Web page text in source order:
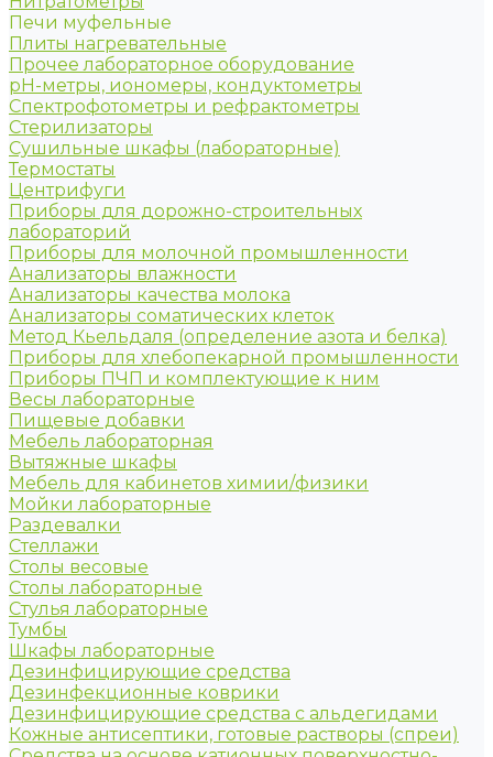
Печи муфельные
Плиты нагревательные
Прочее лабораторное оборудование
рН-метры, иономеры, кондуктометры
Спектрофотометры и рефрактометры
Стерилизаторы
Сушильные шкафы (лабораторные)
Термостаты
Центрифуги
Приборы для дорожно-строительных
лабораторий
Приборы для молочной промышленности
Анализаторы влажности
Анализаторы качества молока
Анализаторы соматических клеток
Метод Кьельдаля (определение азота и белка)
Приборы для хлебопекарной промышленности
Приборы ПЧП и комплектующие к ним
Весы лабораторные
Пищевые добавки
Мебель лабораторная
Вытяжные шкафы
Мебель для кабинетов химии/физики
Мойки лабораторные
Раздевалки
Стеллажи
Столы весовые
Столы лабораторные
Стулья лабораторные
Тумбы
Шкафы лабораторные
Дезинфицирующие средства
Дезинфекционные коврики
Дезинфицирующие средства с альдегидами
Кожные антисептики, готовые растворы (спреи)